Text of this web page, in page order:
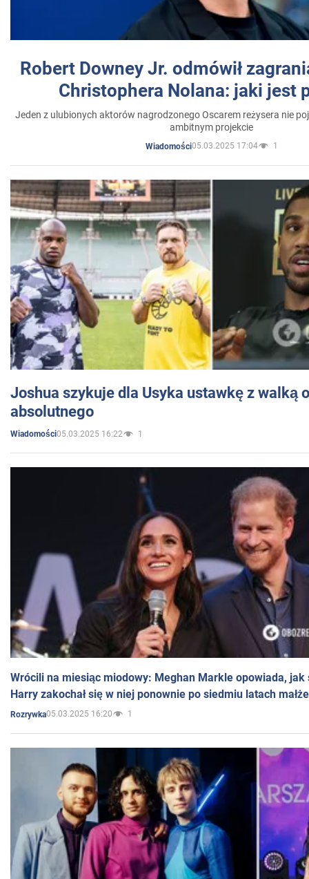
Robert Downey Jr. odmówił
Christophera Nolana: jaki jest
Jeden z ulubionych aktorów nagrodzonego Oscarem reżysera nie
ambitnym projekcie
Wiadomości05.03.2025 17:04 1
Joshua szykuje dla Usyka ustawkę z walką
absolutnego
Wiadomości05.03.2025 16:22 1
Wrócili na miesiąc miodowy: Meghan Markle opowiada, jak
Harry zakochał się w niej ponownie po siedmiu latach
Rozrywka05.03.2025 16:20 1